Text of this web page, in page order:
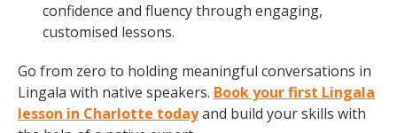
confidence and fluency through engaging,
customised lessons.
Go from zero to holding meaningful conversations in
Lingala with native speakers. Book your first Lingala
lesson in Charlotte todayand build your skills with